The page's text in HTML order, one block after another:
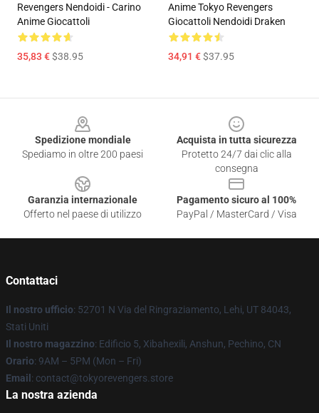
Revengers Nendoidi - Carino
Anime Giocattoli
35,83 €$38.95
Anime Tokyo Revengers
Giocattoli Nendoidi Draken
34,91 €$37.95
Spedizione mondiale
Spediamo in oltre 200 paesi
Acquista in tutta sicurezza
Protetto 24/7 dai clic alla
consegna
Garanzia internazionale
Offerto nel paese di utilizzo
Pagamento sicuro al 100%
PayPal / MasterCard / Visa
Contattaci
Il nostro ufficio: 52701 N Via del Ringraziamento, Lehi, UT 84043,
Stati Uniti
Il nostro magazzino: Edificio 5, Xibahexili, Anshun, Pechino, CN
Orario: 9AM – 5PM (Mon – Fri)
Email : contact@tokyorevengers.store
La nostra azienda